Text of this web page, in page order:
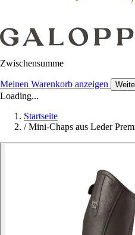
Zwischensumme
Meinen Warenkorb anzeigen
Loading...
Startseite
/ Mini-Chaps aus Leder